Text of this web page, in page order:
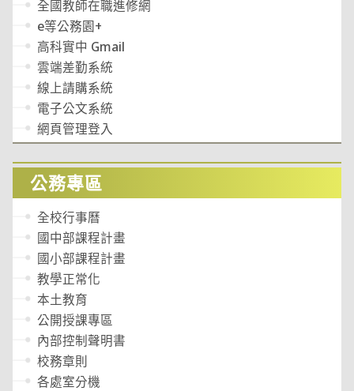
全國教師在職進修網
e等公務園+
高科實中 Gmail
雲端差勤系統
線上請購系統
電子公文系統
網頁管理登入
公務專區
全校行事曆
國中部課程計畫
國小部課程計畫
教學正常化
本土教育
公開授課專區
內部控制聲明書
校務章則
各處室分機